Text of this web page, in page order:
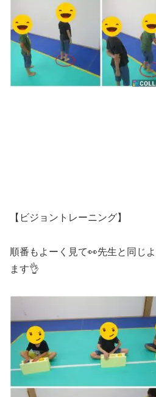
【ビジョントレーニング】
順番もよーく見て👀先生と同じ
ます👌